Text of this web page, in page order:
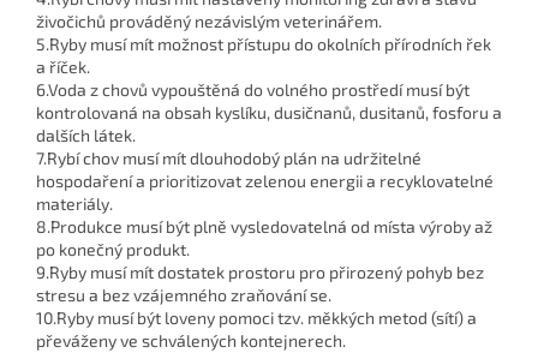
živočichů prováděný nezávislým veterinářem.
5.Ryby musí mít možnost přístupu do okolních přírodních řek
a říček.
6.Voda z chovů vypouštěná do volného prostředí musí být
kontrolovaná na obsah kyslíku, dusičnanů, dusitanů, fosforu a
dalších látek.
7.Rybí chov musí mít dlouhodobý plán na udržitelné
hospodaření a prioritizovat zelenou energii a recyklovatelné
materiály.
8.Produkce musí být plně vysledovatelná od místa výroby až
po konečný produkt.
9.Ryby musí mít dostatek prostoru pro přirozený pohyb bez
stresu a bez vzájemného zraňování se.
10.Ryby musí být loveny pomoci tzv. měkkých metod (sítí) a
převáženy ve schválených kontejnerech.